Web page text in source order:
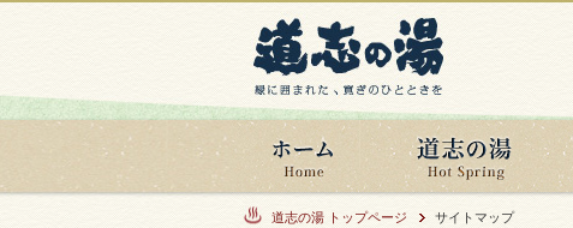
道志の湯 トップページ サイトマップ